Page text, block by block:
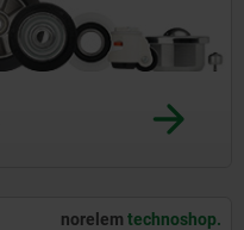
norelem technoshop.